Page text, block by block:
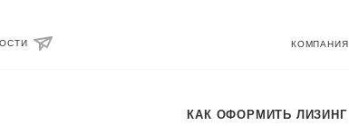
КОМПАНИЯ
КАК ОФОРМИТЬ ЛИЗИНГ